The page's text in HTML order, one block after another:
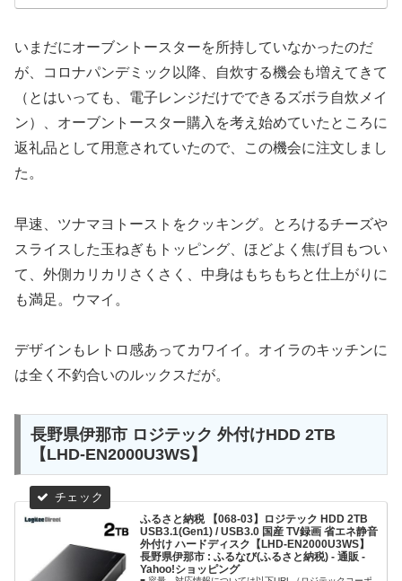
いまだにオーブントースターを所持していなかったのだ
が、コロナパンデミック以降、自炊する機会も増えてきて
（とはいっても、電子レンジだけでできるズボラ自炊メイ
ン）、オーブントースター購入を考え始めていたところに
返礼品として用意されていたので、この機会に注文しまし
た。
早速、ツナマヨトーストをクッキング。とろけるチーズや
スライスした玉ねぎもトッピング、ほどよく焦げ目もつい
て、外側カリカリさくさく、中身はもちもちと仕上がりに
も満足。ウマイ。
デザインもレトロ感あってカワイイ。オイラのキッチンに
は全く不釣合いのルックスだが。
長野県伊那市 ロジテック 外付けHDD 2TB
【LHD-EN2000U3WS】
ふるさと納税 【068-03】ロジテック HDD 2TB
USB3.1(Gen1) / USB3.0 国産 TV録画 省エネ静音
外付け ハードディスク【LHD-EN2000U3WS】
長野県伊那市 : ふるなび(ふるさと納税) - 通販 -
Yahoo!ショッピング